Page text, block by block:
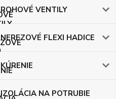
ROHOVÉ VENTILY
NEREZOVÉ FLEXI HADICE
KÚRENIE
IZOLÁCIA NA POTRUBIE